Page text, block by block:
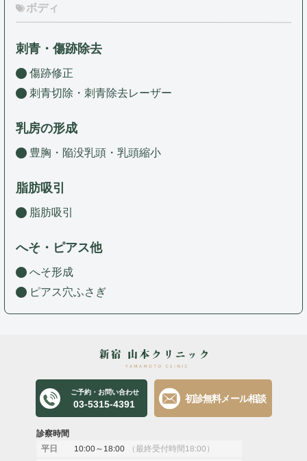
ボディ
刺青・傷跡除去
傷跡修正
刺青切除・刺青除去レーザー
乳房の形成
豊胸・陥没乳頭・乳頭縮小
脂肪吸引
脂肪吸引
へそ・ピアス他
へそ形成
ピアス穴ふさぎ
ご予約・お問い合わせ
03-5315-4391
初診無料メール相談
診察時間
平日 10:00～18:00 （最終受付時間18:00）